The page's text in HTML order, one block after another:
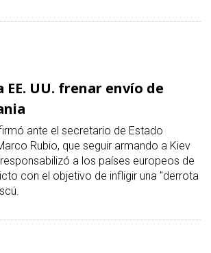
EE. UU. frenar envío de
ante el secretario de Estado
Rubio, que seguir armando a Kiev
a los países europeos de
con el objetivo de infligir una "derrota